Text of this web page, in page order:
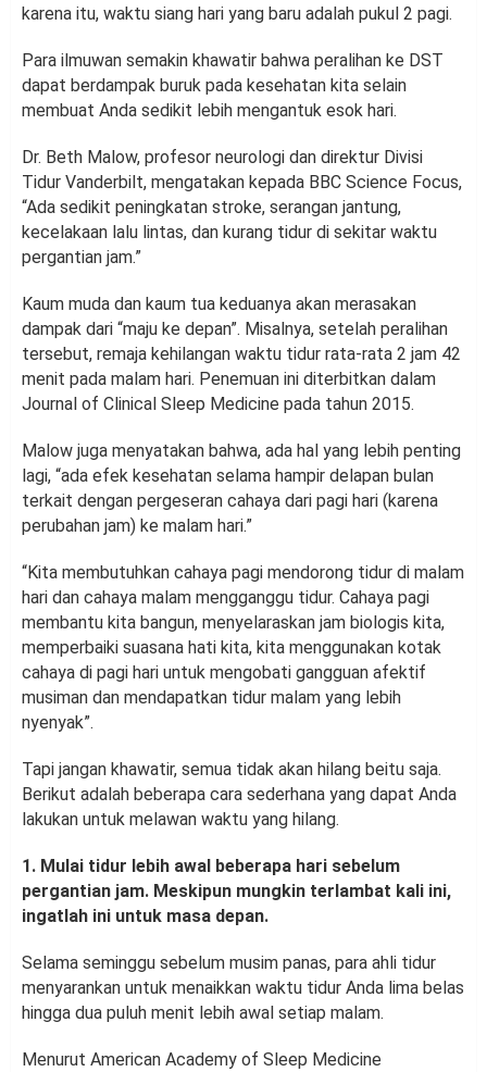
karena itu, waktu siang hari yang baru adalah pukul 2 pagi.
Para ilmuwan semakin khawatir bahwa peralihan ke DST
dapat berdampak buruk pada kesehatan kita selain
membuat Anda sedikit lebih mengantuk esok hari.
Dr. Beth Malow, profesor neurologi dan direktur Divisi
Tidur Vanderbilt, mengatakan kepada BBC Science Focus,
“Ada sedikit peningkatan stroke, serangan jantung,
kecelakaan lalu lintas, dan kurang tidur di sekitar waktu
pergantian jam.”
Kaum muda dan kaum tua keduanya akan merasakan
dampak dari “maju ke depan”. Misalnya, setelah peralihan
tersebut, remaja kehilangan waktu tidur rata-rata 2 jam 42
menit pada malam hari. Penemuan ini diterbitkan dalam
Journal of Clinical Sleep Medicine pada tahun 2015.
Malow juga menyatakan bahwa, ada hal yang lebih penting
lagi, “ada efek kesehatan selama hampir delapan bulan
terkait dengan pergeseran cahaya dari pagi hari (karena
perubahan jam) ke malam hari.”
“Kita membutuhkan cahaya pagi mendorong tidur di malam
hari dan cahaya malam mengganggu tidur. Cahaya pagi
membantu kita bangun, menyelaraskan jam biologis kita,
memperbaiki suasana hati kita, kita menggunakan kotak
cahaya di pagi hari untuk mengobati gangguan afektif
musiman dan mendapatkan tidur malam yang lebih
nyenyak”.
Tapi jangan khawatir, semua tidak akan hilang beitu saja.
Berikut adalah beberapa cara sederhana yang dapat Anda
lakukan untuk melawan waktu yang hilang.
1. Mulai tidur lebih awal beberapa hari sebelum
pergantian jam. Meskipun mungkin terlambat kali ini,
ingatlah ini untuk masa depan.
Selama seminggu sebelum musim panas, para ahli tidur
menyarankan untuk menaikkan waktu tidur Anda lima belas
hingga dua puluh menit lebih awal setiap malam.
Menurut American Academy of Sleep Medicine